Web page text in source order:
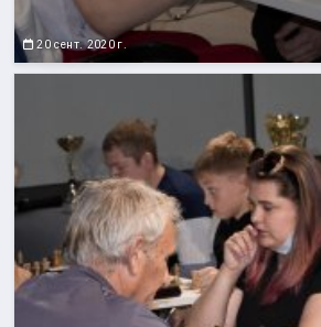
20 сент. 2020 г.